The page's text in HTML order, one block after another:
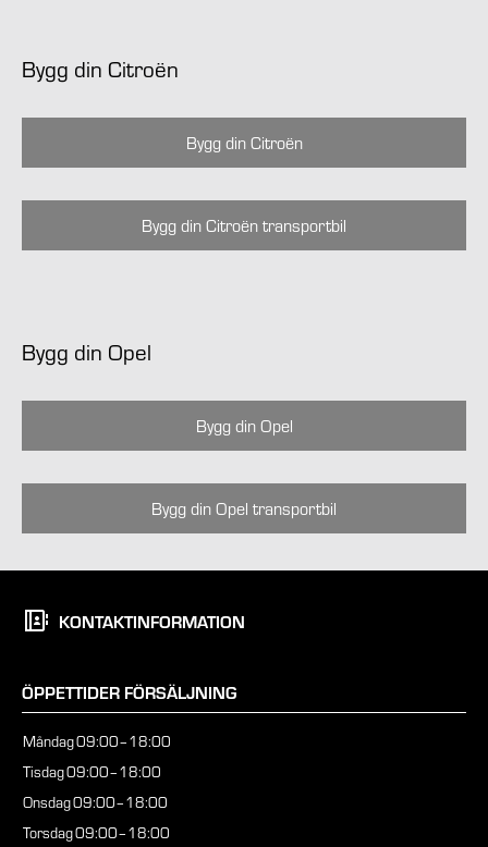
Bygg din Citroën
Bygg din Citroën
Bygg din Citroën transportbil
Bygg din Opel
Bygg din Opel
Bygg din Opel transportbil
KONTAKTINFORMATION
ÖPPETTIDER FÖRSÄLJNING
Måndag09:00–18:00
Tisdag09:00–18:00
Onsdag09:00–18:00
Torsdag09:00–18:00